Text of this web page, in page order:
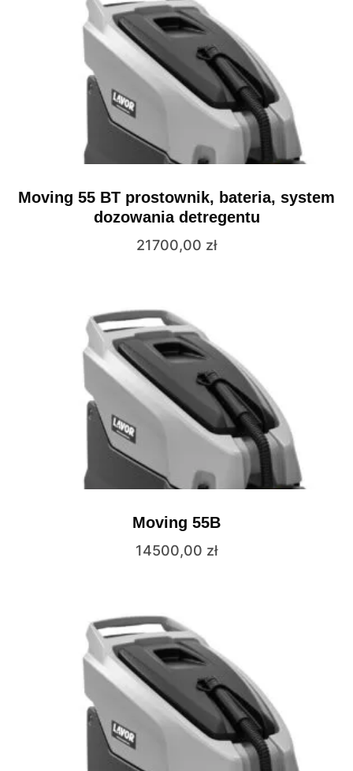
Moving 55 BT prostownik, bateria, system
dozowania detregentu
21700,00 zł
Moving 55B
14500,00 zł